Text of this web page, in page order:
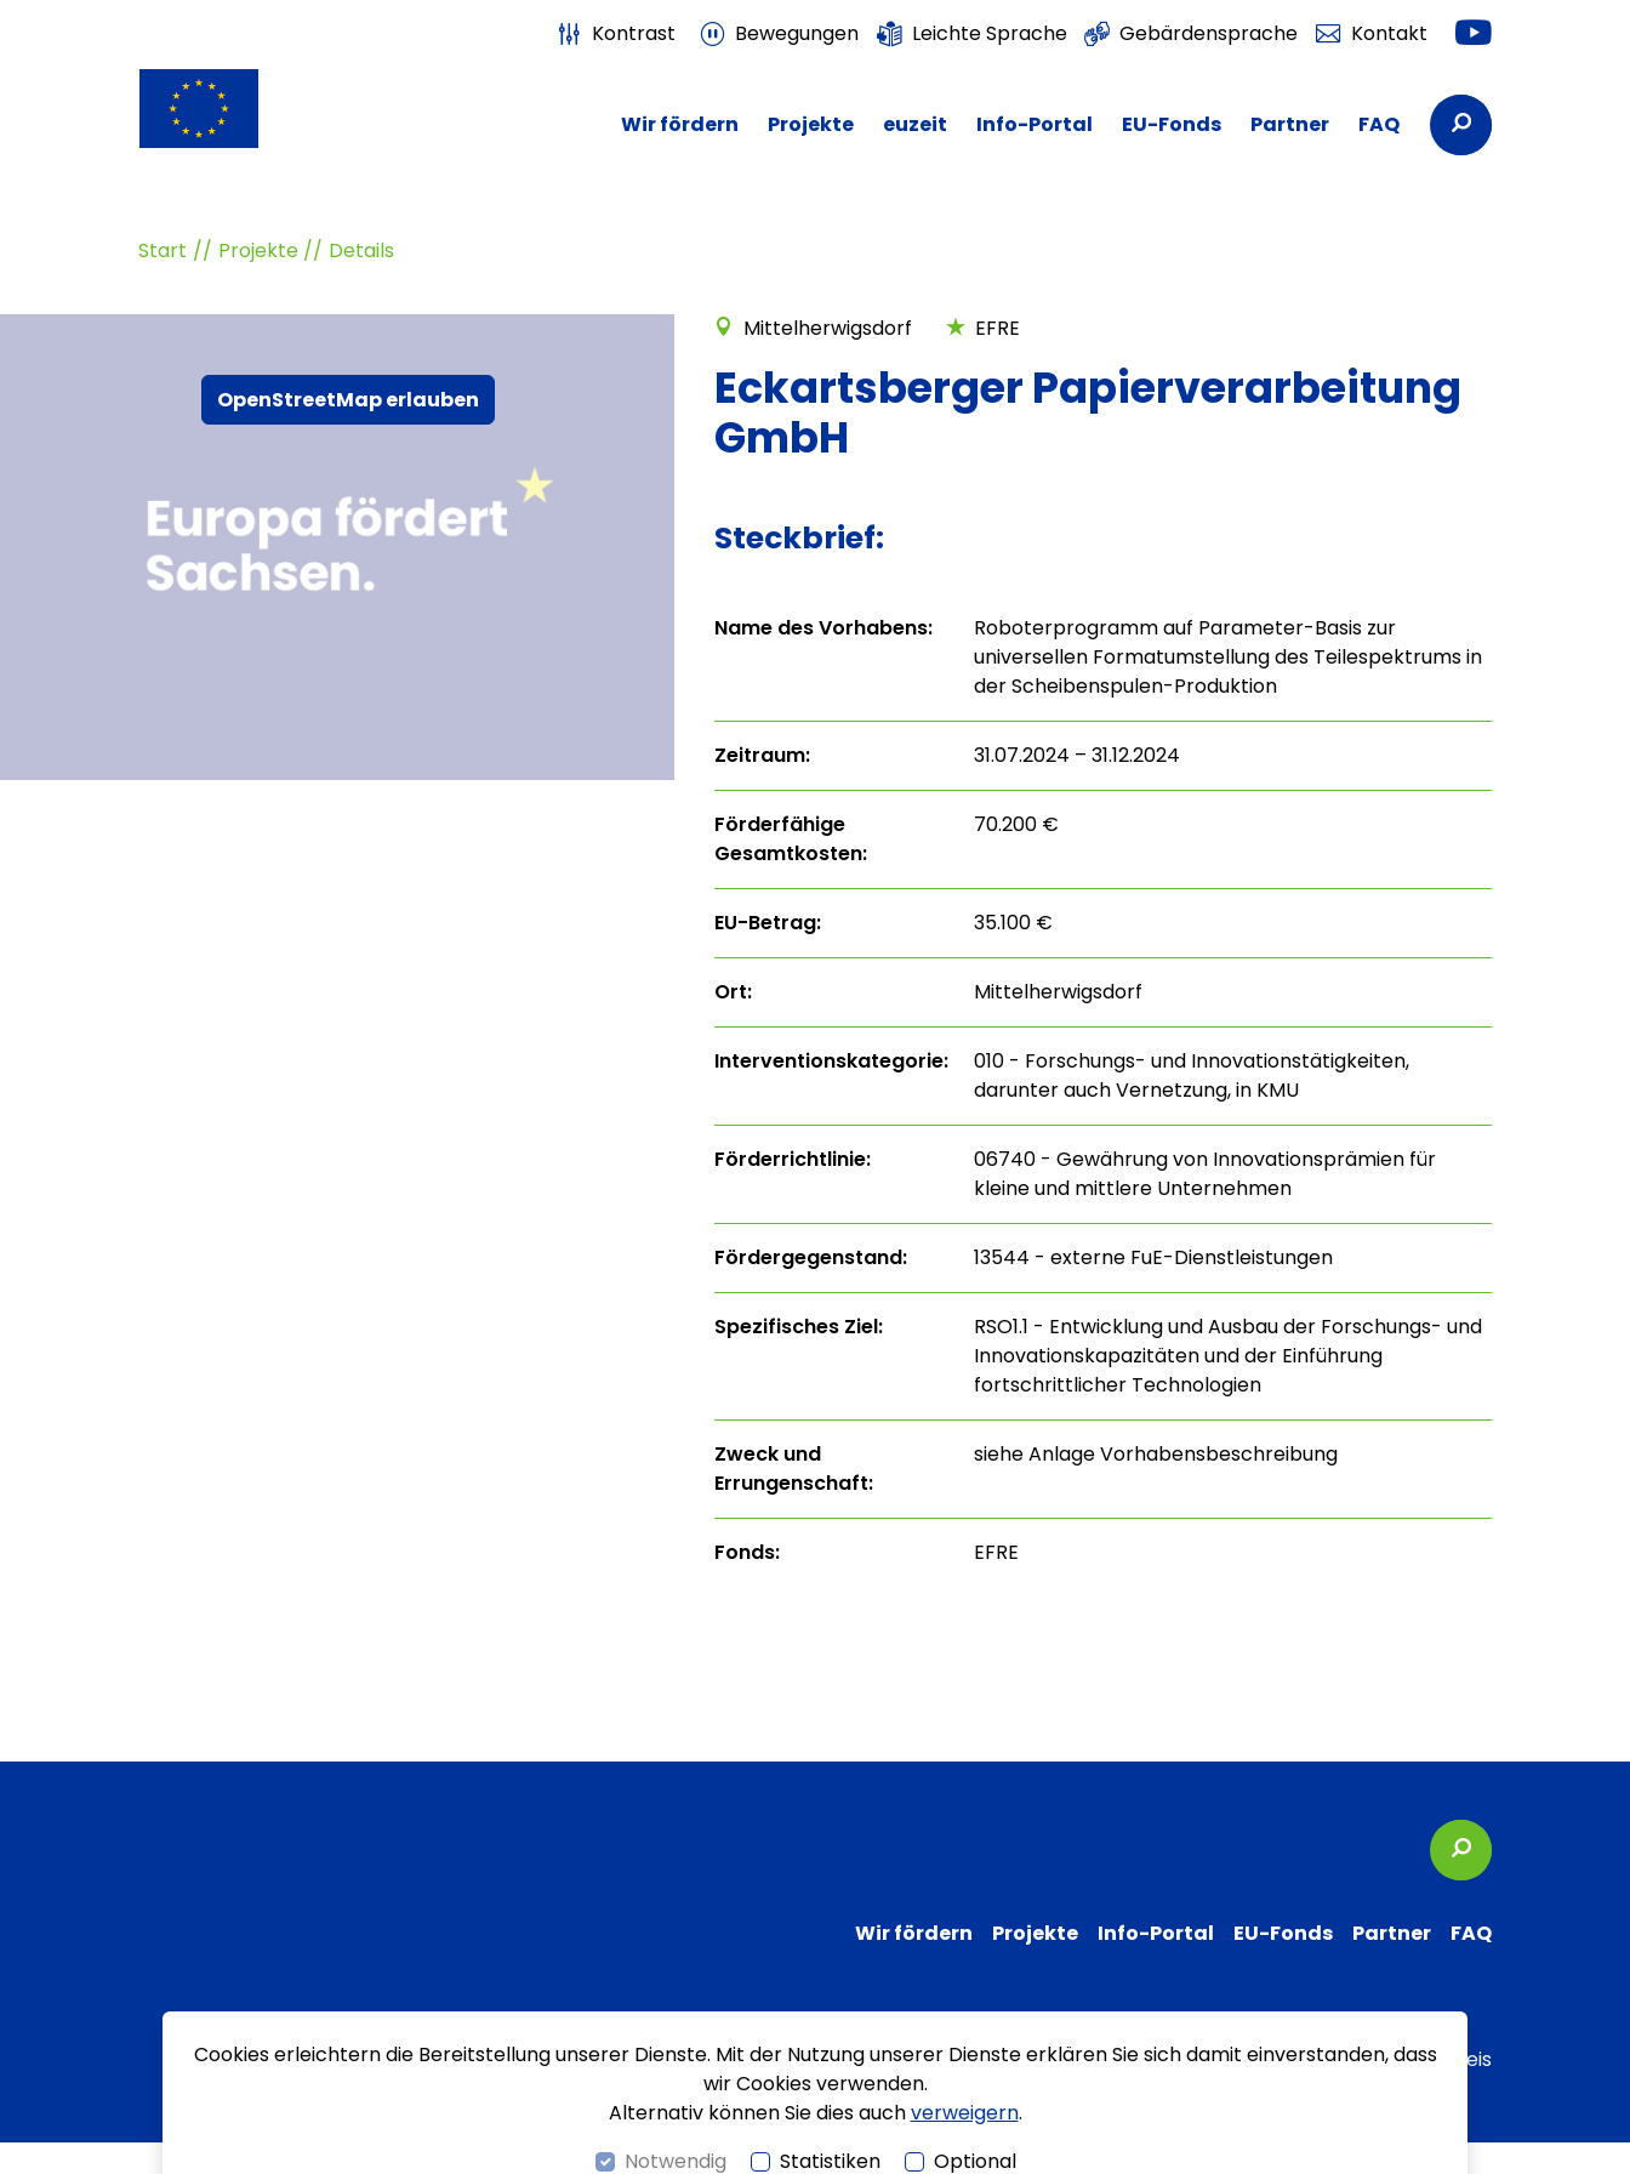
Kontrast Bewegungen Leichte Sprache Gebärdensprache Kontakt Youtube
Wir fördern Projekte euzeit Info-Portal EU-Fonds Partner FAQ Suchbegriffe
Start Projekte Details
OpenStreetMap erlauben
Mittelherwigsdorf EFRE
Eckartsberger Papierverarbeitung
GmbH
Steckbrief:
Name des Vorhabens:
Roboterprogramm auf Parameter-Basis zur
universellen Formatumstellung des Teilespektrums in
der Scheibenspulen-Produktion
Zeitraum: 31.07.2024 – 31.12.2024
Förderfähige
Gesamtkosten:
70.200 €
EU-Betrag: 35.100 €
Ort: Mittelherwigsdorf
Interventions­kategorie:
010 - Forschungs- und Innovationstätigkeiten,
darunter auch Vernetzung, in KMU
Förderrichtlinie:
06740 - Gewährung von Innovationsprämien für
kleine und mittlere Unternehmen
Fördergegenstand: 13544 - externe FuE-Dienstleistungen
Spezifisches Ziel:
RSO1.1 - Entwicklung und Ausbau der Forschungs- und
Innovationskapazitäten und der Einführung
fortschrittlicher Technologien
Zweck und
Errungenschaft:
siehe Anlage Vorhabensbeschreibung
Fonds: EFRE
Suchbegriffe
Wir fördern Projekte Info-Portal EU-Fonds Partner FAQ
Impressum Datenschutz Erklärung zur Barrierefreiheit Transparenzhinweis
Cookies erleichtern die Bereitstellung unserer Dienste. Mit der Nutzung unserer Dienste erklären Sie sich damit einverstanden, dass
wir Cookies verwenden.
Alternativ können Sie dies auchverweigern.
Notwendig
Statistiken Optional